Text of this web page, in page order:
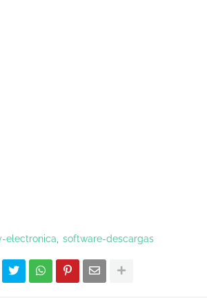
electronica software-descargas